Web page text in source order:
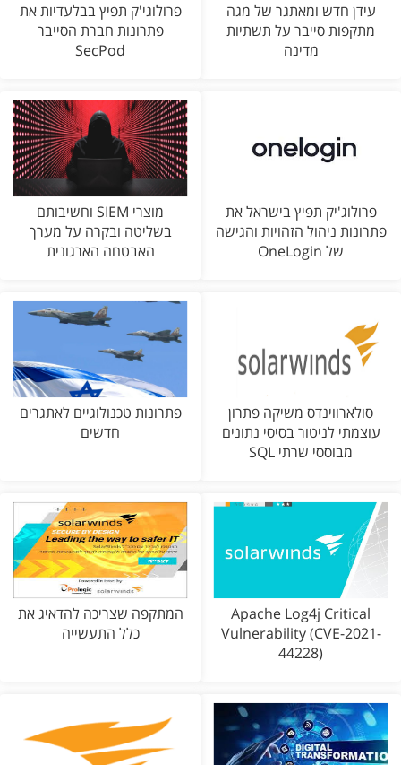
עידן חדש ומאתגר של מגה
מתקפות סייבר על תשתיות
מדינה
פרולוגי'ק תפיץ בבלעדיות את
פתרונות חברת הסייבר
SecPod
פרולוג'יק תפיץ בישראל את
פתרונות ניהול הזהויות והגישה
של OneLogin
מוצרי SIEM וחשיבותם
בשליטה ובקרה על מערך
האבטחה הארגונית
סולארווינדס משיקה פתרון
עוצמתי לניטור בסיסי נתונים
מבוססי שרתי SQL
פתרונות טכנולוגיים לאתגרים
חדשים
Apache Log4j Critical
Vulnerability (CVE-2021-
44228)
המתקפה שצריכה להדאיג את
כלל התעשייה